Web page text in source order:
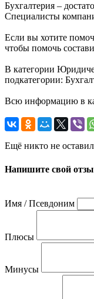
Бухгалтерия –
Специалисты
Если вы хотите
чтобы помочь
В категории
подкатегории:
Всю информацию в
Ещё никто не
Напишите свой
Имя / Псевдоним
Плюсы
Минусы